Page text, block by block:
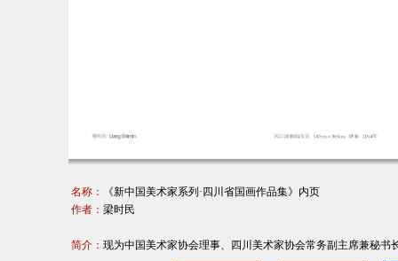
名称：
《新中国美术家系列·四川省国画作品集》内页
作者： 梁时民
简介： 现为中国美术家协会理事、四川美术家协会常务副主席兼秘书